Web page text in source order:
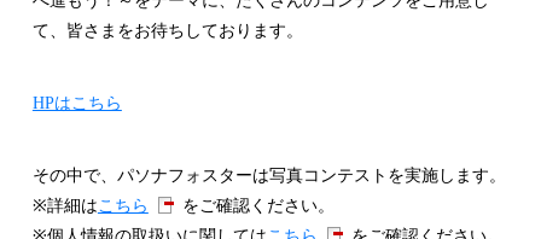
て、皆さまをお待ちしております。
HPはこちら
その中で、パソナフォスターは写真コンテストを実施します。
※詳細は こちら
をご確認ください。